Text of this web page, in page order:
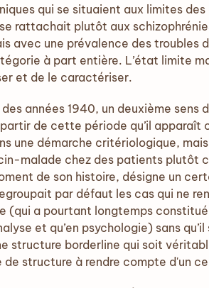
qui se situaient aux limites
rattachait plutôt aux
avec une prévalence des troubles
à part entière. L’état limite
et de le caractériser.
années 1940, un deuxième
de cette période qu’il
une démarche critériologique,
malade chez des patients plutôt
de son histoire, désigne un
par défaut les cas qui ne
(qui a pourtant longtemps
et qu’en psychologie) sans
structure borderline qui soit
structure à rendre compte d'un